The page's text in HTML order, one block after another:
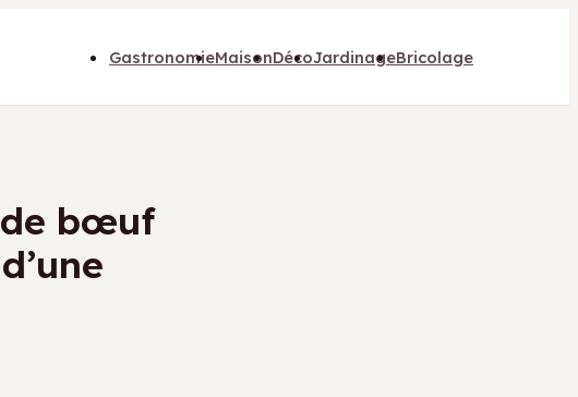
GastronomieMaisonDécoJardinageBricolage
de bœuf